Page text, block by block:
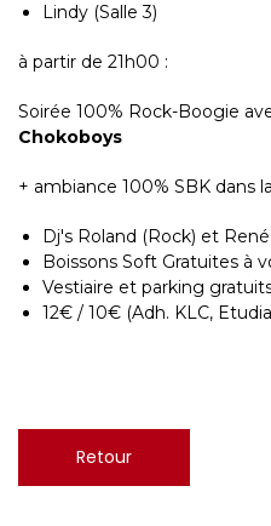
Lindy (Salle 3)
à partir de 21h00 :
Soirée 100% Rock-Boogie
Chokoboys
+ ambiance 100% SBK dans
Dj's Roland (Rock) et
Boissons Soft Gratuites à
Vestiaire et parking
12€ / 10€ (Adh. KLC,
Retour